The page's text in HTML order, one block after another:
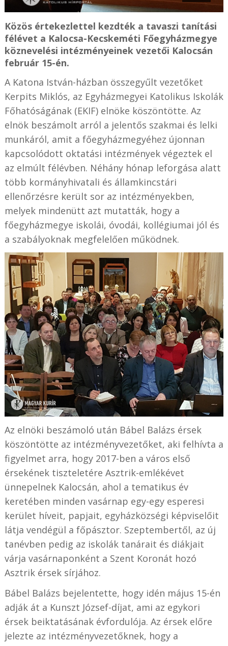
Közös értekezlettel kezdték a tavaszi tanítási
félévet a Kalocsa-Kecskeméti Főegyházmegye
köznevelési intézményeinek vezetői Kalocsán
február 15-én.
A Katona István-házban összegyűlt vezetőket
Kerpits Miklós, az Egyházmegyei Katolikus Iskolák
Főhatóságának (EKIF) elnöke köszöntötte. Az
elnök beszámolt arról a jelentős szakmai és lelki
munkáról, amit a főegyházmegyéhez újonnan
kapcsolódott oktatási intézmények végeztek el
az elmúlt félévben. Néhány hónap leforgása alatt
több kormányhivatali és államkincstári
ellenőrzésre került sor az intézményekben,
melyek mindenütt azt mutatták, hogy a
főegyházmegye iskolái, óvodái, kollégiumai jól és
a szabályoknak megfelelően működnek.
Az elnöki beszámoló után Bábel Balázs érsek
köszöntötte az intézményvezetőket, aki felhívta a
figyelmet arra, hogy 2017-ben a város első
érsekének tiszteletére Asztrik-emlékévet
ünnepelnek Kalocsán, ahol a tematikus év
keretében minden vasárnap egy-egy esperesi
kerület híveit, papjait, egyházközségi képviselőit
látja vendégül a főpásztor. Szeptembertől, az új
tanévben pedig az iskolák tanárait és diákjait
várja vasárnaponként a Szent Koronát hozó
Asztrik érsek sírjához.
Bábel Balázs bejelentette, hogy idén május 15-én
adják át a Kunszt József-díjat, ami az egykori
érsek beiktatásának évfordulója. Az érsek előre
jelezte az intézményvezetőknek, hogy a